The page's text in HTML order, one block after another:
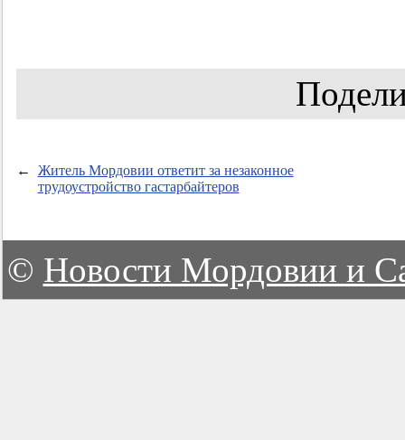
←
Житель Мордовии ответит за незаконное
трудоустройство гастарбайтеров
© Новости Мордовии и